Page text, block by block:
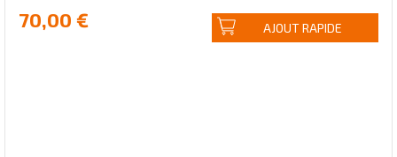
70,00 € AJOUT RAPIDE